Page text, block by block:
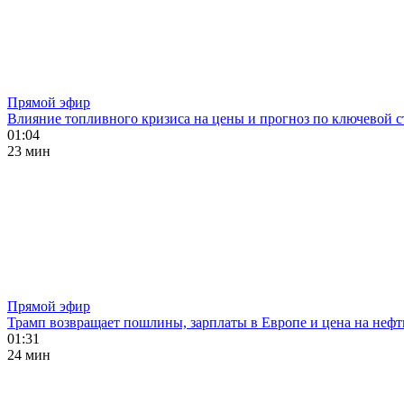
Прямой эфир
Влияние топливного кризиса на цены и прогноз по ключевой
01:04
23 мин
Прямой эфир
Трамп возвращает пошлины, зарплаты в Европе и цена на
01:31
24 мин